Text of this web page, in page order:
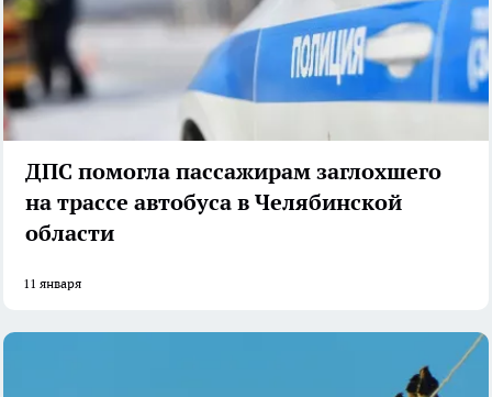
ДПС помогла пассажирам заглохшего
на трассе автобуса в Челябинской
области
11 января